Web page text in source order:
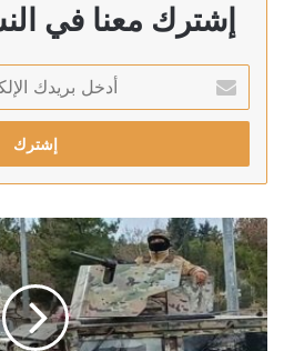
إشترك معنا في
بريدك
الإلكتروني